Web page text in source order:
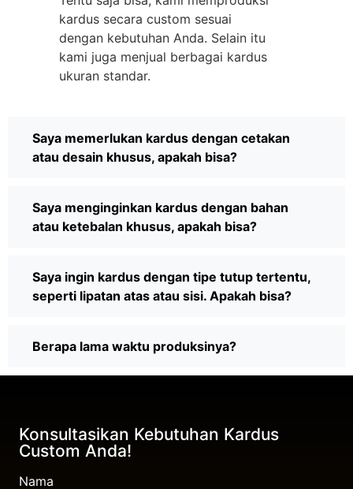
kardus secara custom sesuai
dengan kebutuhan Anda. Selain itu
kami juga menjual berbagai kardus
ukuran standar.
Saya memerlukan kardus dengan cetakan
atau desain khusus, apakah bisa?
Saya menginginkan kardus dengan bahan
atau ketebalan khusus, apakah bisa?
Saya ingin kardus dengan tipe tutup tertentu,
seperti lipatan atas atau sisi. Apakah bisa?
Berapa lama waktu produksinya?
Konsultasikan Kebutuhan Kardus
Custom Anda!
Nama